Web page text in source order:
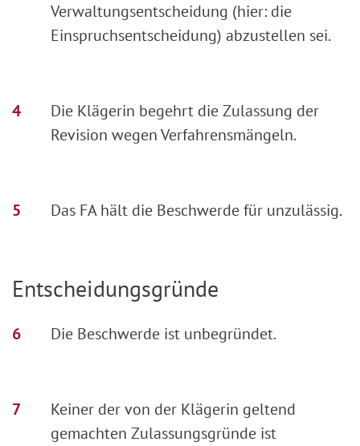
Verwaltungsentscheidung (hier: die
Einspruchsentscheidung) abzustellen sei.
Die Klägerin begehrt die Zulassung der
Revision wegen Verfahrensmängeln.
Das FA hält die Beschwerde für unzulässig.
Entscheidungsgründe
Die Beschwerde ist unbegründet.
Keiner der von der Klägerin geltend
gemachten Zulassungsgründe ist